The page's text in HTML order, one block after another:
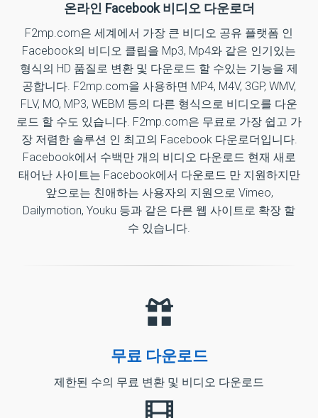
온라인 Facebook 비디오 다운로더
F2mp.com은 세계에서 가장 큰 비디오 공유 플랫폼 인
Facebook의 비디오 클립을 Mp3, Mp4와 같은 인기있는
형식의 HD 품질로 변환 및 다운로드 할 수있는 기능을 제
공합니다. F2mp.com을 사용하면 MP4, M4V, 3GP, WMV,
FLV, MO, MP3, WEBM 등의 다른 형식으로 비디오를 다운
로드 할 수도 있습니다. F2mp.com은 무료로 가장 쉽고 가
장 저렴한 솔루션 인 최고의 Facebook 다운로더입니다.
Facebook에서 수백만 개의 비디오 다운로드 현재 새로
태어난 사이트는 Facebook에서 다운로드 만 지원하지만
앞으로는 친애하는 사용자의 지원으로 Vimeo,
Dailymotion, Youku 등과 같은 다른 웹 사이트로 확장 할
수 있습니다.
무료 다운로드
제한된 수의 무료 변환 및 비디오 다운로드